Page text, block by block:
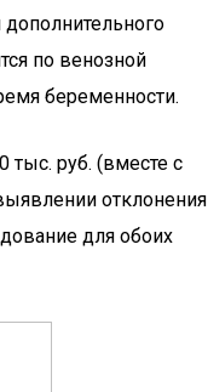
дополнительного
по венозной
беременности.
тыс. руб. (вместе с
отклонения
для обоих